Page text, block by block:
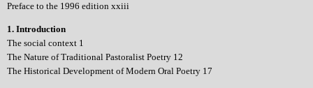
Preface to the 1996 edition xxiii
1. Introduction
The social context 1
The Nature of Traditional Pastoralist Poetry 12
The Historical Development of Modern Oral Poetry 17